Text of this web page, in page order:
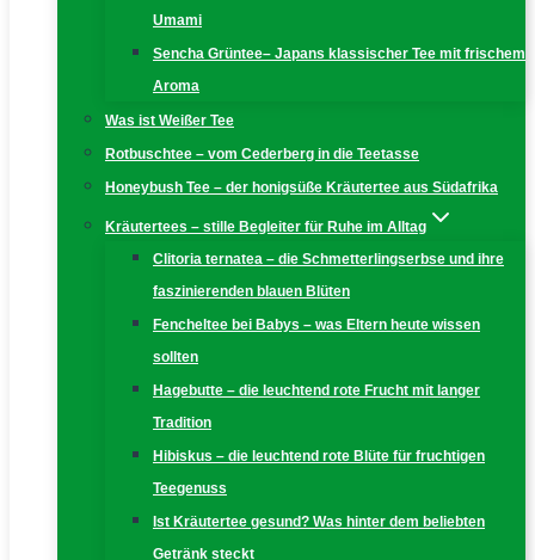
Umami
Sencha Grüntee– Japans klassischer Tee mit frischem
Aroma
Was ist Weißer Tee
Rotbuschtee – vom Cederberg in die Teetasse
Honeybush Tee – der honigsüße Kräutertee aus Südafrika
Kräutertees – stille Begleiter für Ruhe im Alltag
Clitoria ternatea – die Schmetterlingserbse und ihre
faszinierenden blauen Blüten
Fencheltee bei Babys – was Eltern heute wissen
sollten
Hagebutte – die leuchtend rote Frucht mit langer
Tradition
Hibiskus – die leuchtend rote Blüte für fruchtigen
Teegenuss
Ist Kräutertee gesund? Was hinter dem beliebten
Getränk steckt